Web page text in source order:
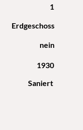
1
Erdgeschoss
nein
1930
Saniert